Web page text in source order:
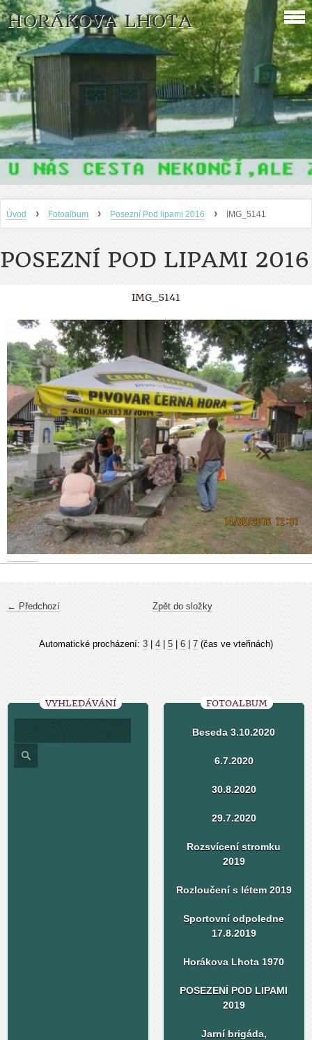
HORÁKOVA LHOTA
Úvod › Fotoalbum › Posezní Pod lipami 2016 › IMG_5141
POSEZNÍ POD LIPAMI 2016
IMG_5141
← Předchozí Zpět do složky
Automatické procházení: 3 4 5 6 7 (čas ve vteřinách)
VYHLEDÁVÁNÍ FOTOALBUM
Beseda 3.10.2020
6.7.2020
30.8.2020
29.7.2020
Rozsvícení stromku
2019
Rozloučení s létem 2019
Sportovní odpoledne
17.8.2019
Horákova Lhota 1970
POSEZENÍ POD LIPAMI
2019
Jarní brigáda,